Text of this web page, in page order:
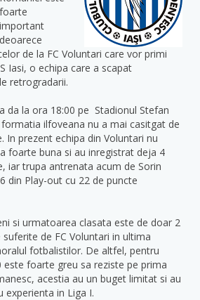
foarte
important
deoarece
de la FC Voluntari care vor primi
Iasi, o echipa care a scapat
retrogradarii.
da la ora 18:00 pe Stadionul Stefan
ilfoveana nu a mai casitgat de
In prezent echipa din Voluntari nu
foarte buna si au inregistrat deja 4
iar trupa antrenata acum de Sorin
din Play-out cu 22 de puncte
si urmatoarea clasata este de doar 2
de FC Voluntari in ultima
fotbalistilor. De altfel, pentru
este foarte greu sa reziste pe prima
acestia au un buget limitat si au
experienta in Liga I.